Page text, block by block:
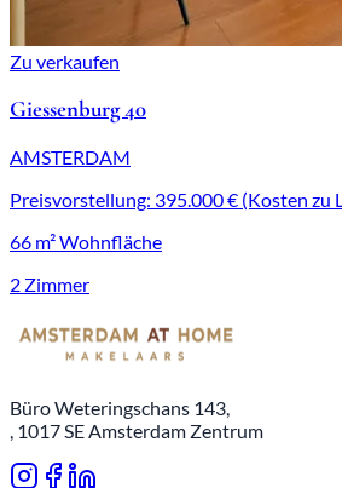
Zu verkaufen
Giessenburg 40
AMSTERDAM
Preisvorstellung: 395.000 € (Kosten zu
66 m² Wohnfläche
2 Zimmer
Büro Weteringschans 143,
, 1017 SE Amsterdam Zentrum